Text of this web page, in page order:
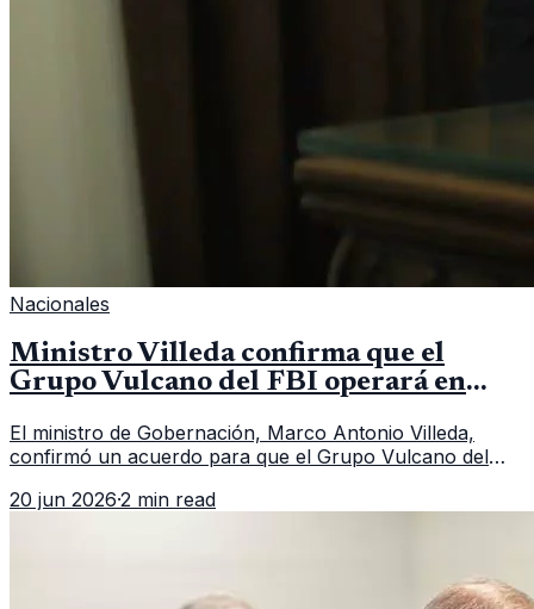
Nacionales
Ministro Villeda confirma que el
Grupo Vulcano del FBI operará en
El ministro de Gobernación, Marco Antonio Villeda,
confirmó un acuerdo para que el Grupo Vulcano del
fallido con la administración anterior del Ministerio
20 jun 2026·2 min read